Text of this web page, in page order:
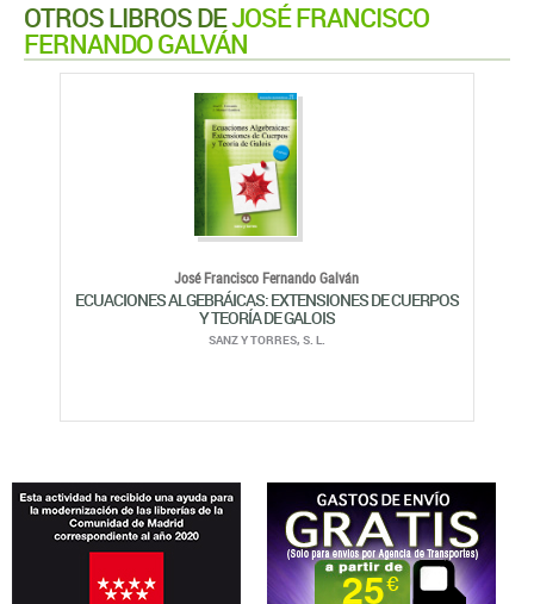
OTROS LIBROS DEJOSÉ FRANCISCO
FERNANDO GALVÁN
José Francisco Fernando Galván
ECUACIONES ALGEBRÁICAS: EXTENSIONES DE CUERPOS
Y TEORÍA DE GALOIS
SANZ Y TORRES, S. L.